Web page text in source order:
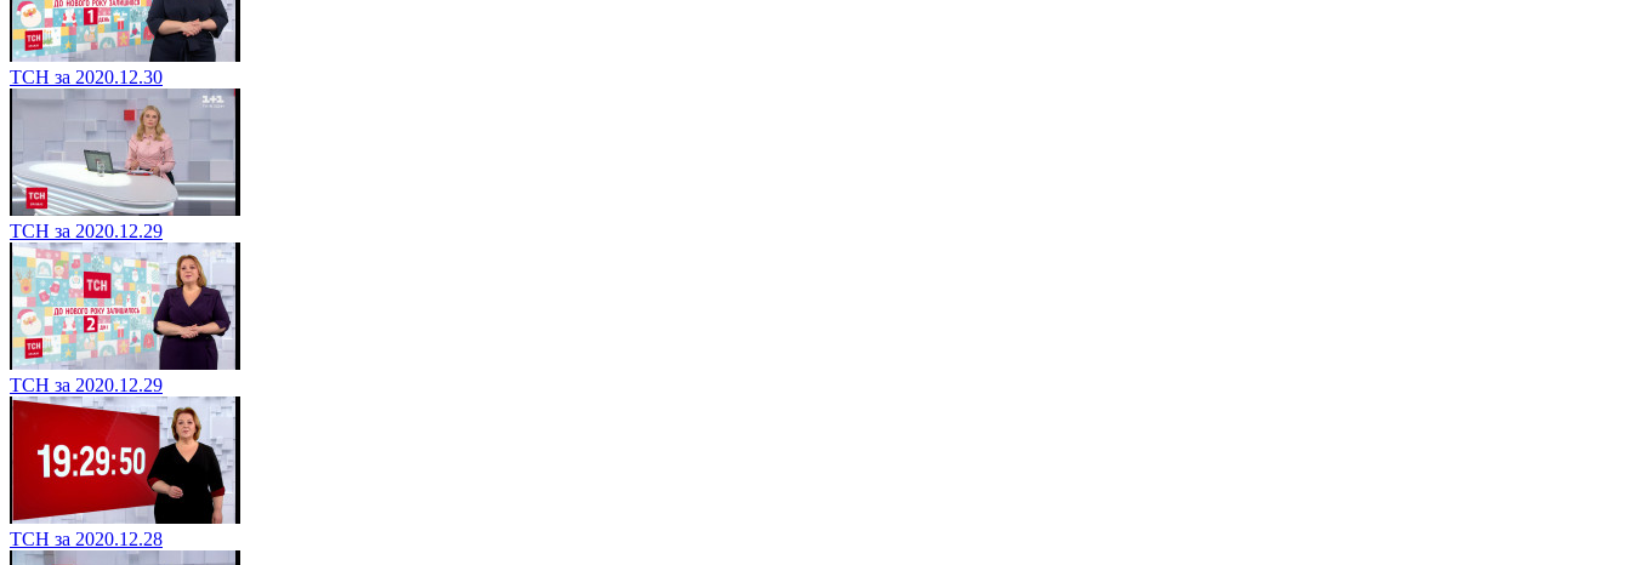
ТСН за 2020.12.30
ТСН за 2020.12.29
ТСН за 2020.12.29
ТСН за 2020.12.28